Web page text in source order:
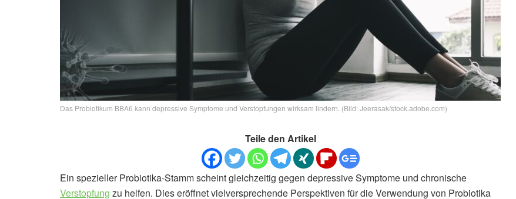
Das Probiotikum BBA6 kann depressive Symptome und Verstopfungen wirksam lindern. (Bild: Jeerasak/stock.adobe.com)
Teile den Artikel
Ein spezieller Probiotika-Stamm scheint gleichzeitig gegen depressive Symptome und chronische
Verstopfung zu helfen. Dies eröffnet vielversprechende Perspektiven für die Verwendung von Probiotika